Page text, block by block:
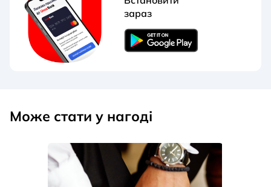
зараз
Може стати у нагоді